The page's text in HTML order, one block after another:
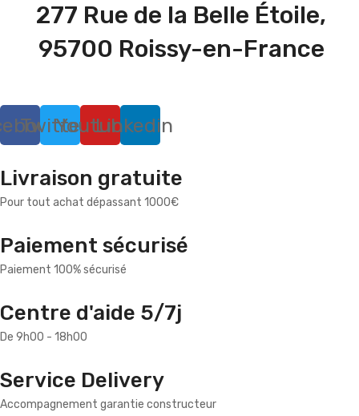
277 Rue de la Belle Étoile,
95700 Roissy-en-France
TwitterYoutubeLinkedin
Livraison gratuite
Pour tout achat dépassant 1000€
Paiement sécurisé
Paiement 100% sécurisé
Centre d'aide 5/7j
De 9h00 - 18h00
Service Delivery
Accompagnement garantie constructeur